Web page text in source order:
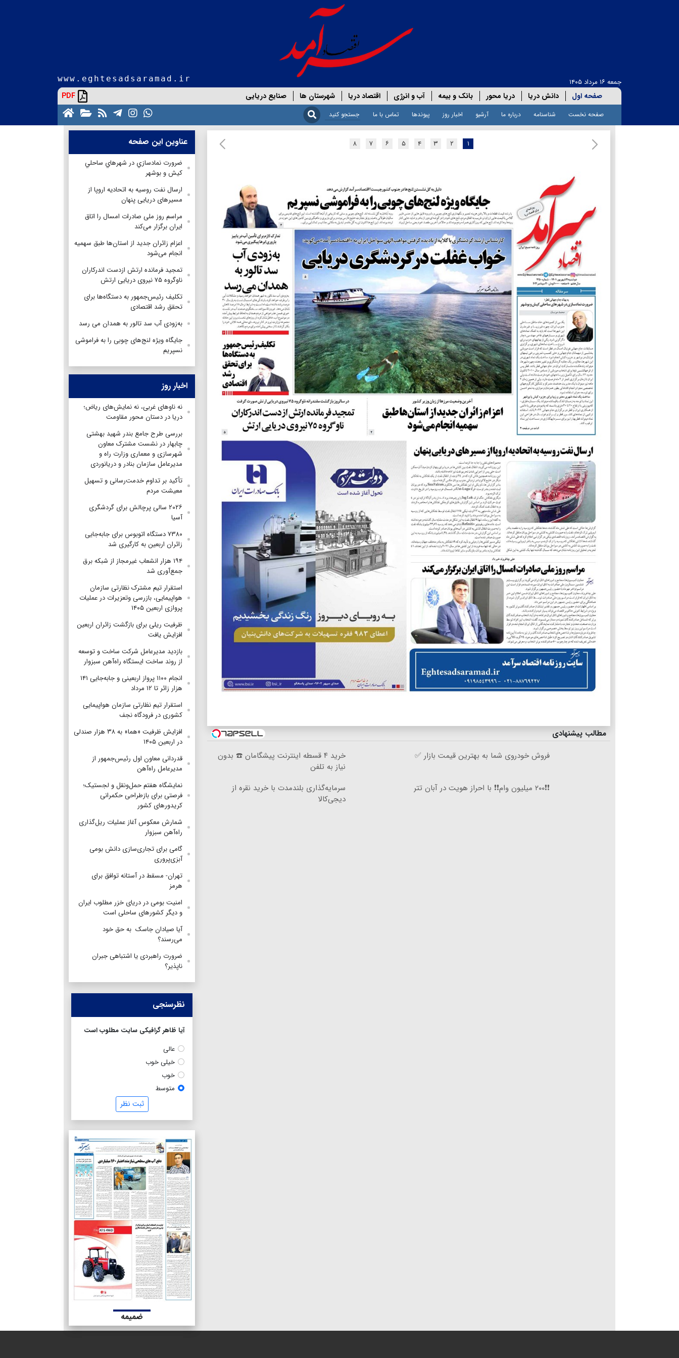
جمعه ۱۶ مرداد ۱۴۰۵ www.eghtesadsaramad.ir
صفحه اول دانش دریا دریا محور بانک و بیمه آب و انرژی اقتصاد دریا شهرستان ها صنایع دریایی PDF
صفحه نخست شناسنامه درباره ما آرشیو اخبار روز پیوندها تماس با ما
۱ ۲ ۳ ۴ ۵ ۶ ۷ ۸
مطالب پیشنهادی
فروش خودروی شما به بهترین قیمت بازار ✅
خرید ۴ قسطه اینترنت پیشگامان ☎️ بدون
نیاز به تلفن
❗❗۲۰۰ میلیون وام❗❗ با احراز هویت در آبان تتر
سرمایه‌گذاری بلندمدت با خرید نقره از
دیجی‌کالا
عناوین این صفحه
ضرورت نمادسازي در شهرهاي ساحلي
کيش و بوشهر
ارسال نفت روسیه به اتحادیه اروپا از
مسیرهای دریایی پنهان
مراسم روز ملی صادرات امسال را اتاق
ایران برگزار می‌کند
اعزام زائران جدید از استان‌ها طبق سهمیه
انجام می‌شود
تمجید فرمانده ارتش ازدست اندرکاران
ناوگروه ۷۵ نیروی دریایی ارتش
تکلیف رئیس‌جمهور به دستگاه‌ها برای
تحقق رشد اقتصادی
به‌زودی آب سد تالور به همدان می رسد
جایگاه ویژه لنج‌های چوبی را به فراموشی
نسپریم
اخبار روز
نه ناوهای غربی، نه نمایش‌های ریاض؛
دریا در دستان محور مقاومت
بررسی طرح جامع بندر شهید بهشتی
چابهار در نشست مشترک معاون
شهرسازی و معماری وزارت راه و
مدیرعامل سازمان بنادر و دریانوردی
تأکید بر تداوم خدمت‌رسانی و تسهیل
معیشت مردم
۲۰۲۶ سالی پرچالش برای گردشگری
آسیا
۷۳۸۰ دستگاه اتوبوس برای جابه‌جایی
زائران اربعین به‌ کارگیری شد
۱۹۴ هزار انشعاب غیرمجاز از شبکه برق
جمع‌آوری شد
استقرار تیم مشترک نظارتی سازمان
هواپیمایی، بازرسی وتعزیرات در عملیات
پروازی اربعین ۱۴۰۵
ظرفیت ریلی برای بازگشت زائران اربعین
افزایش یافت
بازدید مدیرعامل شرکت ساخت و توسعه
از روند ساخت ایستگاه راه‌آهن سبزوار
انجام ۱۱۰۰ پرواز اربعینی و جابه‌جایی ۱۴۱
هزار زائر تا ۱۲ مرداد
استقرار تیم‌ نظارتی سازمان هواپیمایی
کشوری در فرودگاه نجف
افزایش ظرفیت «هما» به ۳۸ هزار صندلی
در اربعین ۱۴۰۵
قدردانی معاون اول رئیس‌جمهور از
مدیرعامل راه‌آهن
نمایشگاه هفتم حمل‌ونقل و لجستیک؛
فرصتی برای بازطراحی حکمرانی
کریدورهای کشور
شمارش معکوس آغاز عملیات ریل‌گذاری
راه‌آهن سبزوار
گامی برای تجاری‌سازی دانش بومی
آبزی‌پروری
تهران- مسقط در آستانه توافق برای
هرمز
امنیت بومی در دریای خزر مطلوب ایران
و دیگر کشورهای ساحلی است
آیا صیادان جاسک به حق خود
می‌رسند؟
ضرورت راهبردی یا اشتباهی جبران
ناپذیر؟
نظرسنجی
آیا ظاهر گرافیکی سایت مطلوب است
عالی
خیلی خوب
خوب
متوسط
ثبت نظر
ضمیمه